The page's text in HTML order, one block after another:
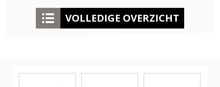
VOLLEDIGE OVERZICHT